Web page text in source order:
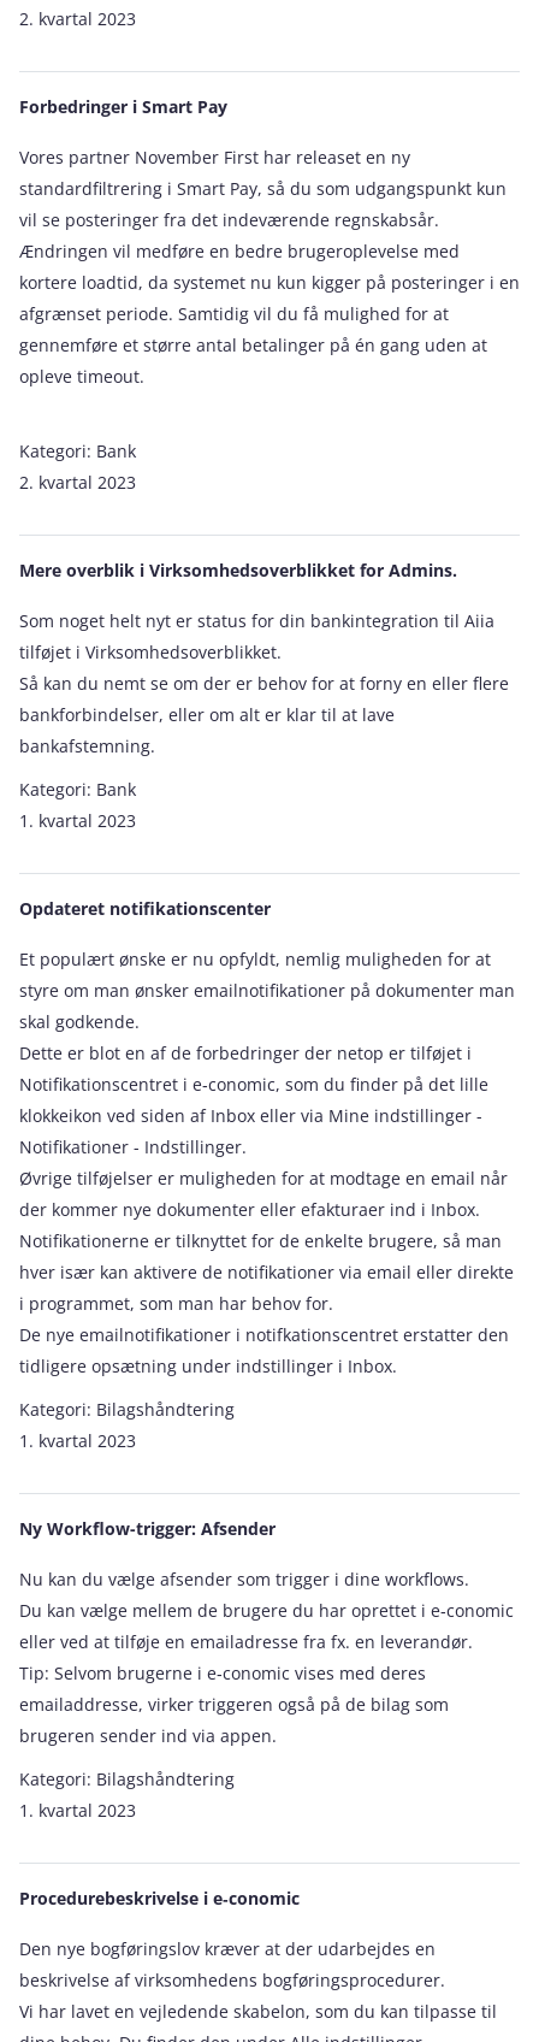
2. kvartal 2023
Forbedringer i Smart Pay
Vores partner November First har releaset en ny
standardfiltrering i Smart Pay, så du som udgangspunkt kun
vil se posteringer fra det indeværende regnskabsår.
Ændringen vil medføre en bedre brugeroplevelse med
kortere loadtid, da systemet nu kun kigger på posteringer i en
afgrænset periode. Samtidig vil du få mulighed for at
gennemføre et større antal betalinger på én gang uden at
opleve timeout.
Kategori: Bank
2. kvartal 2023
Mere overblik i Virksomhedsoverblikket for Admins.
Som noget helt nyt er status for din bankintegration til Aiia
tilføjet i Virksomhedsoverblikket.
Så kan du nemt se om der er behov for at forny en eller flere
bankforbindelser, eller om alt er klar til at lave
bankafstemning.
Kategori: Bank
1. kvartal 2023
Opdateret notifikationscenter
Et populært ønske er nu opfyldt, nemlig muligheden for at
styre om man ønsker emailnotifikationer på dokumenter man
skal godkende.
Dette er blot en af de forbedringer der netop er tilføjet i
Notifikationscentret i e‑conomic, som du finder på det lille
klokkeikon ved siden af Inbox eller via Mine indstillinger -
Notifikationer - Indstillinger.
Øvrige tilføjelser er muligheden for at modtage en email når
der kommer nye dokumenter eller efakturaer ind i Inbox.
Notifikationerne er tilknyttet for de enkelte brugere, så man
hver især kan aktivere de notifikationer via email eller direkte
i programmet, som man har behov for.
De nye emailnotifikationer i notifkationscentret erstatter den
tidligere opsætning under indstillinger i Inbox.
Kategori: Bilagshåndtering
1. kvartal 2023
Ny Workflow-trigger: Afsender
Nu kan du vælge afsender som trigger i dine workflows.
Du kan vælge mellem de brugere du har oprettet i e‑conomic
eller ved at tilføje en emailadresse fra fx. en leverandør.
Tip: Selvom brugerne i e‑conomic vises med deres
emailaddresse, virker triggeren også på de bilag som
brugeren sender ind via appen.
Kategori: Bilagshåndtering
1. kvartal 2023
Procedurebeskrivelse i e‑conomic
Den nye bogføringslov kræver at der udarbejdes en
beskrivelse af virksomhedens bogføringsprocedurer.
Vi har lavet en vejledende skabelon, som du kan tilpasse til